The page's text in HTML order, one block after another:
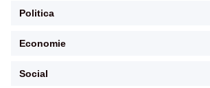
Politica
Economie
Social